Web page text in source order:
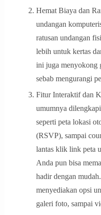
Hemat Biaya dan
undangan
ratusan undangan
lebih untuk kertas
ini juga menyokong
sebab mengurangi
Fitur Interaktif dan
umumnya
seperti peta lokasi
(RSVP), sampai
lantas klik link peta
Anda pun bisa
hadir dengan
menyediakan opsi
galeri foto, sampai